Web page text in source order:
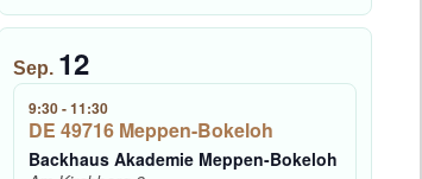
Sep. 12
9:30-11:30
DE 49716 Meppen-Bokeloh
Backhaus Akademie Meppen-Bokeloh